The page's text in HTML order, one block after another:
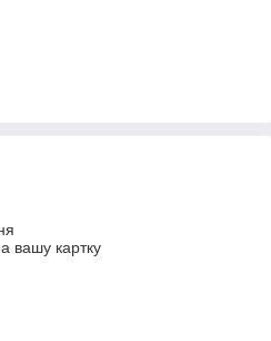
вашу картку